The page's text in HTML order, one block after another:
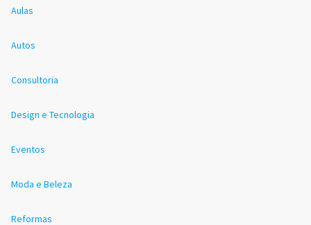
Aulas
Autos
Consultoria
Design e Tecnologia
Eventos
Moda e Beleza
Reformas